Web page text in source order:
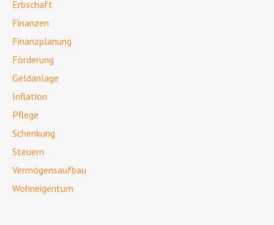
Erbschaft
Finanzen
Finanzplanung
Förderung
Geldanlage
Inflation
Pflege
Schenkung
Steuern
Vermögensaufbau
Wohneigentum